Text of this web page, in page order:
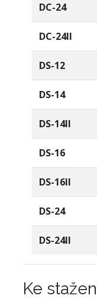
DC-24
DC-24II
DS-12
DS-14
DS-14II
DS-16
DS-16II
DS-24
DS-24II
Ke